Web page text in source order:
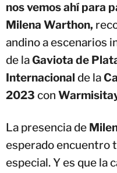
nos vemos ahí para
Milena Warthon,
andino a escenarios
de laGaviota de
Internacional de la
2023 con
La presencia de
esperado encuentro
especial. Y es que la